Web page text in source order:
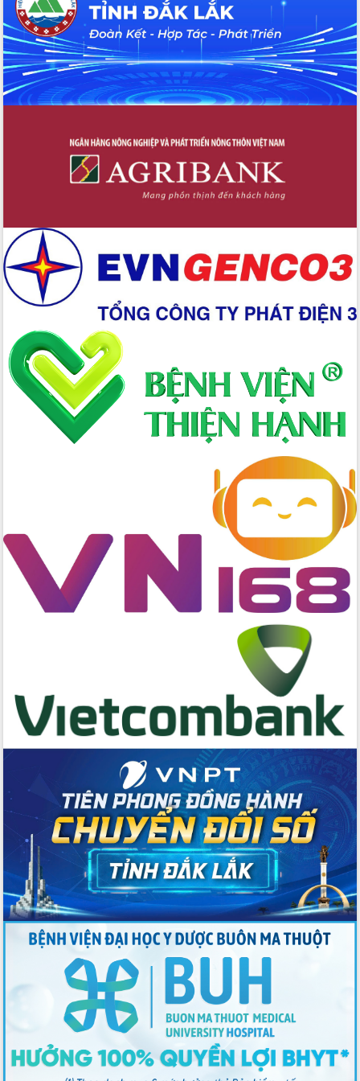
Bệnh án điện tử thúc đẩy chuyển đổi
số y tế tại Đắk Lắk
Chuyển đổi số thư viện: Mở rộng
không gian tri thức trong thời đại số
Đánh giá, rút kinh nghiệm công tác tổ
chức diễn tập trước ngày bầu cử
Friendship Meeting New Year 2026”
Bầu cử Quốc hội và HĐND: Cử tri Đắk
Lắk gửi gắm niềm tin, kỳ vọng vào lá
khóa XVI và HĐND các cấp nhiệm kỳ
2026-2031
Đảm bảo cuộc bầu cử đại biểu Quốc
hội và đại biểu HĐND các cấp diễn ra
an toàn, hiệu quả, đúng quy định
Thủ tướng Chính phủ Phạm Minh Chính
kiểm tra, chỉ đạo hoàn thành các dự
án cao tốc và thăm khu tái định cư tại
Đắk Lắk
Sôi nổi Hội đua ngựa truyền thống Gò
Thì Thùng mừng Xuân Bính Ngọ 2026
Lãnh đạo tỉnh dâng hương tưởng niệm
tại Đập Đồng Cam đầu Xuân Bính Ngọ
2026
Đắk Lắk tập trung toàn lực khắc phục
tồn tại IUU, sẵn sàng làm việc với
Đoàn thanh tra EC
Chủ tịch UBND tỉnh Tạ Anh Tuấn thăm,
Kỳ họp Chuyên đề lần thứ Năm, HĐND
tỉnh Đắk Lắk thông qua các nghị quyết
quan trọng
Thống nhất danh sách giới thiệu ứng
cử đại biểu Quốc hội khoá XVI và đại
biểu HĐND tỉnh Đắk Lắk, nhiệm kỳ
Phát động hai phong trào thi đua quan
trọng trong kỷ nguyên mới
Hội nghị lần thứ tư Ban Chỉ đạo công
tác bầu cử tỉnh Đắk Lắk
Hội nghị Báo cáo viên Trung ương
tháng 01/2026
Phó Thủ tướng Hồ Quốc Dũng đánh giá
cao kết quả Chiến dịch Quang Trung
Hội nghị Ban Chấp hành Đảng bộ tỉnh
Đắk Lắk lần thứ 2 (mở rộng)
Tập trung giải phóng mặt bằng, đẩy
nhanh tiến độ Tuyến đường bộ ven
biển
Gỡ khó, khởi công xây dựng, sửa chữa